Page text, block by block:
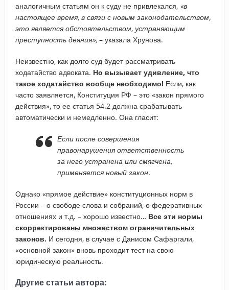
аналогичным статьям он к суду не привлекался, «в
настоящее время, в связи с новым законодательством,
это является обстоятельством, устраняющим
преступность деяния», – указала Хрунова.
Неизвестно, как долго суд будет рассматривать
ходатайство адвоката. Но вызывает удивление, что
такое ходатайство вообще необходимо! Если, как
часто заявляется, Конституция РФ – это «закон прямого
действия», то ее статья 54.2 должна срабатывать
автоматически и немедленно. Она гласит:
Если после совершения
правонарушения ответственность
за него устранена или смягчена,
применяется новый закон.
Однако «прямое действие» конституционных норм в
России – о свободе слова и собраний, о федеративных
отношениях и т.д. – хорошо известно… Все эти нормы
скорректированы множеством ограничительных
законов. И сегодня, в случае с Данисом Сафаргали,
«основной закон» вновь проходит тест на свою
юридическую реальность.
Другие статьи автора: